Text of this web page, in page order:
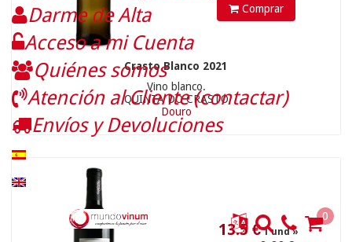
Comprar
Crasto Blanco 2021
Vino blanco.
QUINTA DO CRASTO
Douro
18.9€ 1 und »
Darme de Alta
Acceso a mi Cuenta
Quiénes somos
Atención al Cliente (contactar)
Envíos y Devoluciones
0